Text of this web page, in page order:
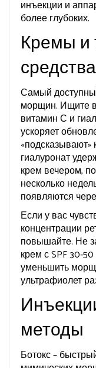
инъекции и
более глубоких.
Кремы и
средства
Самый
морщин. Ищите
витамин С и
ускоряет
гиалуронат
крем вечером,
несколько
появляются
Если у вас
концентрации
повышайте. Не
крем с SPF
уменьшить
ультрафиолет
методы
Ботокс –